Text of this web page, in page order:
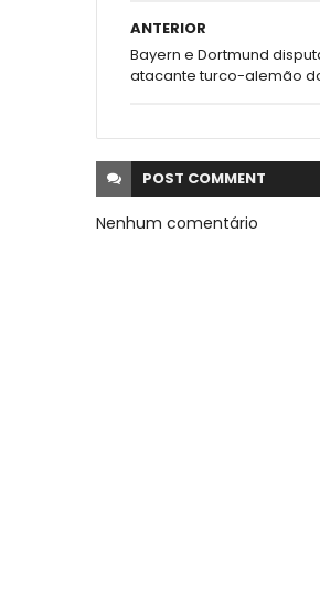
ANTERIOR
Bayern e Dortmund
atacante turco-alemão
POST COMMENT
Nenhum comentário